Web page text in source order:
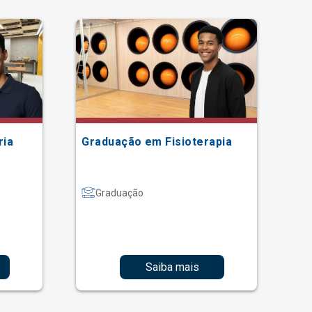
Graduação em Fisioterapia
Graduação
Saiba mais